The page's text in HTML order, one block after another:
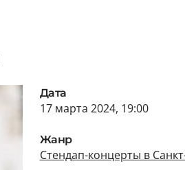
Дата
17 марта 2024, 19:00
Жанр
Стендап-концерты в